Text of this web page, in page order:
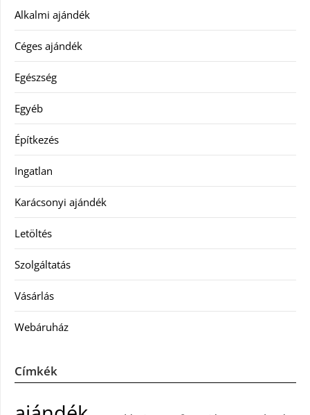
Alkalmi ajándék
Céges ajándék
Egészség
Egyéb
Építkezés
Ingatlan
Karácsonyi ajándék
Letöltés
Szolgáltatás
Vásárlás
Webáruház
Címkék